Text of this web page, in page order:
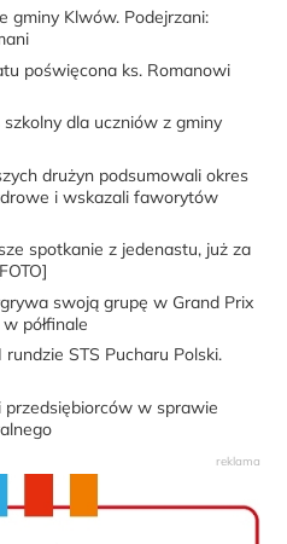
gminy Klwów. Podejrzani:
poświęcona ks. Romanowi
dla uczniów z gminy
drużyn podsumowali okres
i wskazali faworytów
spotkanie z jedenastu, już za
swoją grupę w Grand Prix
półfinale
STS Pucharu Polski.
przedsiębiorców w sprawie